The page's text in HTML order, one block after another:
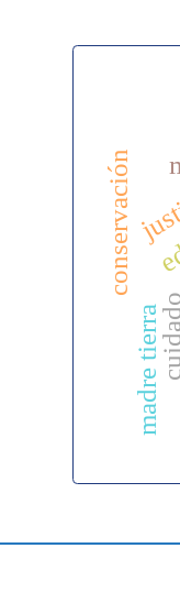
cuidado
conservación
madre tierra